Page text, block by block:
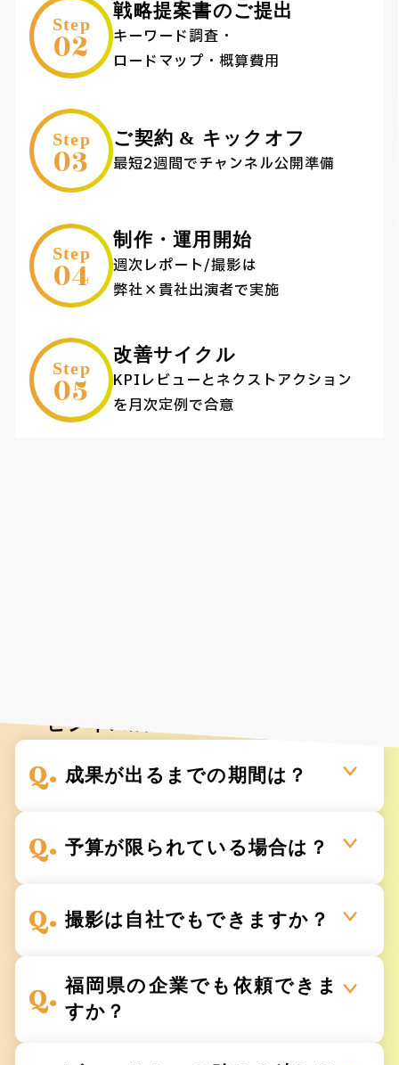
Step
02
戦略提案書のご提出
キーワード調査・
ロードマップ・概算費用
Step
03
ご契約 & キックオフ
最短2週間でチャンネル公開準備
Step
04
制作・運用開始
週次レポート/撮影は
弊社×貴社出演者で実施
Step
05
改善サイクル
KPIレビューとネクストアクション
を月次定例で合意
ビジネス成果を創出しています。
成果が出るまでの期間は？
予算が限られている場合は？
撮影は自社でもできますか？
福岡県の企業でも依頼できま
すか？